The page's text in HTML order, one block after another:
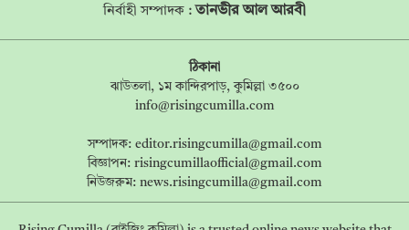
নির্বাহী সম্পাদক :তানভীর আল আরবী
ঠিকানা
ঝাউতলা, ১ম কান্দিরপাড়, কুমিল্লা ৩৫০০
info@risingcumilla.com
সম্পাদক: editor.risingcumilla@gmail.com
বিজ্ঞাপন: risingcumillaofficial@gmail.com
নিউজরুম: news.risingcumilla@gmail.com